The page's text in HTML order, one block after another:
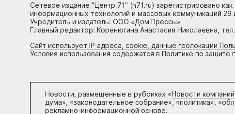
Сетевое издание "Центр 71" (n71.ru) зарегистрировано
информационных технологий и массовых коммуникаций
Учредитель и издатель: ООО «Дом Прессы»
Главный редактор: Коренюгина Анастасия Николаевна,
Сайт использует IP адреса, cookie, данные геолокации
Условия использования содержатся в Политике по защите
Новости, размещенные в рубриках «Новости компаний
дума», «законодательное собрание», «политика»,
рекламно-информационной основе.